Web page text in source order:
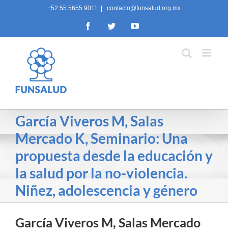
+52 55 5655 9011 contacto@funsalud.org.mx
FacebookTwitterYouTube
García Viveros M, Salas
Mercado K, Seminario: Una
propuesta desde la educación y
la salud por la no-violencia.
Niñez, adolescencia y género
García Viveros M, Salas Mercado